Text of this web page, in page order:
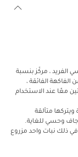
الفريد ، مركّز بنسبة
الفائقة ،
معًا عند الاستخدام
متألقة
وحسي للغاية.
مكونًا فقط ، بما في ذلك نبات واحد مزروع